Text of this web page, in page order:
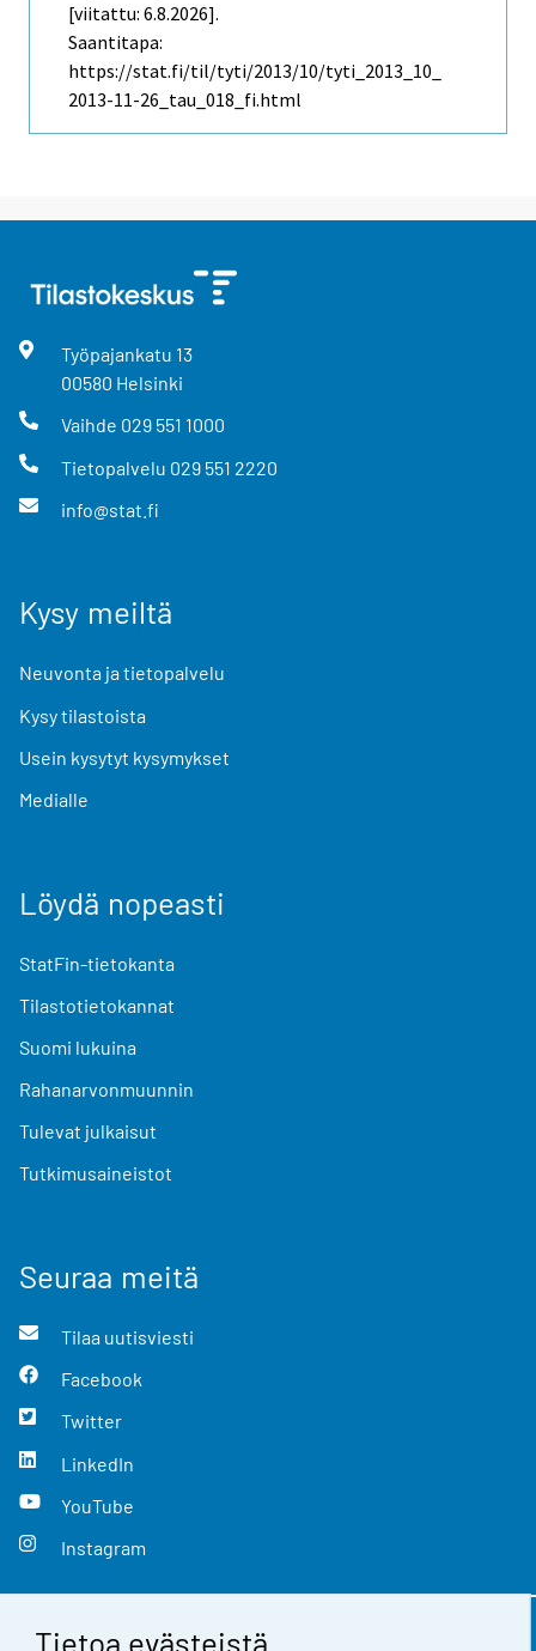
Tietoa evästeistä
[viitattu: 6.8.2026].
Saantitapa:
https://stat.fi/til/tyti/2013/10/tyti_2013_10_
2013-11-26_tau_018_fi.html
Työpajankatu 13
00580 Helsinki
Vaihde 029 551 1000
Tietopalvelu 029 551 2220
info@stat.fi
Kysy meiltä
Neuvonta ja tietopalvelu
Kysy tilastoista
Usein kysytyt kysymykset
Medialle
Löydä nopeasti
StatFin-tietokanta
Tilastotietokannat
Suomi lukuina
Rahanarvonmuunnin
Tulevat julkaisut
Tutkimusaineistot
Seuraa meitä
Tilaa uutisviesti
Facebook
Twitter
LinkedIn
YouTube
Instagram